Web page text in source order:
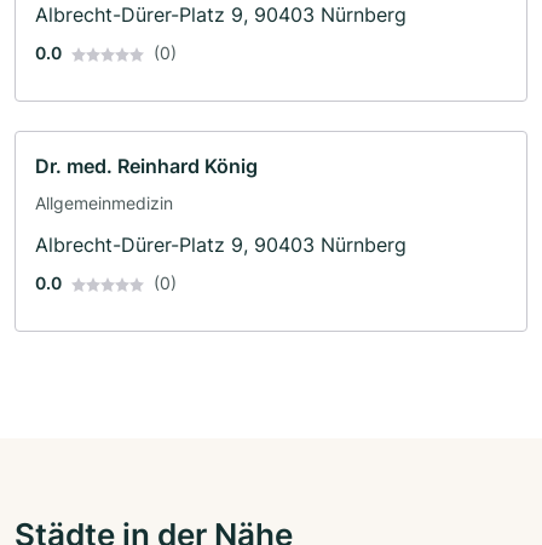
Albrecht-Dürer-Platz 9, 90403 Nürnberg
0.0 (0)
Dr. med. Reinhard König
Allgemeinmedizin
Albrecht-Dürer-Platz 9, 90403 Nürnberg
0.0 (0)
Städte in der Nähe